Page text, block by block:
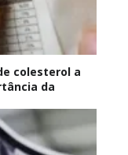
colesterol a
da